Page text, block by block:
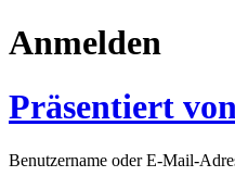
Anmelden
Präsentiert
Benutzername oder E-Mail-